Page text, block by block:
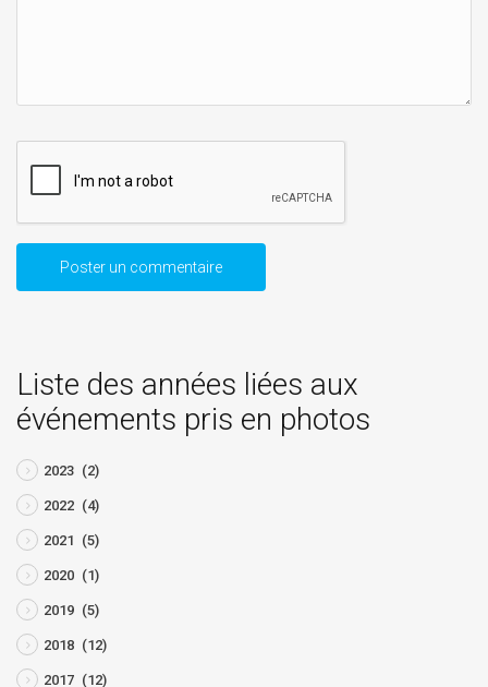
Liste des années liées aux
événements pris en photos
2023 (2)
2022 (4)
2021 (5)
2020 (1)
2019 (5)
2018 (12)
2017 (12)